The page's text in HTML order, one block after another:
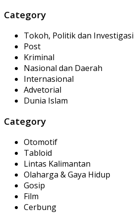
Category
Tokoh, Politik dan Investigasi
Post
Kriminal
Nasional dan Daerah
Internasional
Advetorial
Dunia Islam
Category
Otomotif
Tabloid
Lintas Kalimantan
Olaharga & Gaya Hidup
Gosip
Film
Cerbung